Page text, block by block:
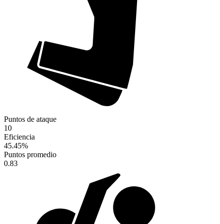
Puntos de ataque
10
Eficiencia
45.45%
Puntos promedio
0.83